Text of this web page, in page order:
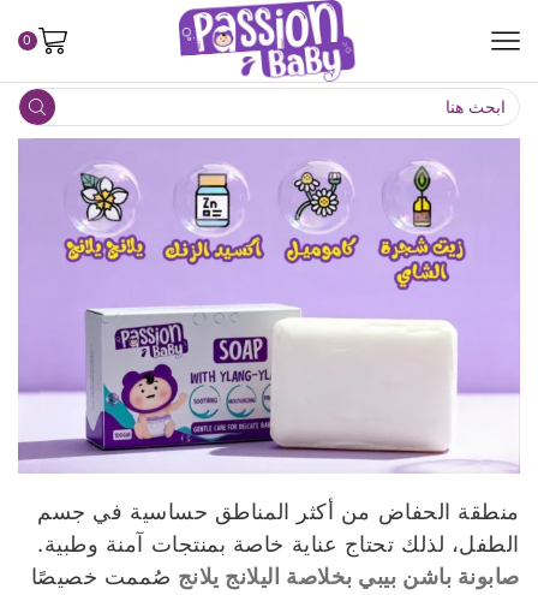
0
منطقة الحفاض من أكثر المناطق حساسية في جسم
الطفل، لذلك تحتاج عناية خاصة بمنتجات آمنة وطبية.
صابونة باشن بيبي بخلاصة اليلانج يلانج صُممت خصيصًا